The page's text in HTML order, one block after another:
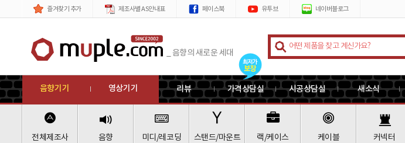
_ 음향의 새로운 세대
리뷰 가격상담실 시공상담실 새소식
메뉴
음향기기
전체제조사 음향 미디/레코딩 스탠드/마운트 랙/케이스 케이블 커넥터
영상기기
즐겨찾기 추가 제조사별 AS안내표 페이스북 유투브 네이버블로그